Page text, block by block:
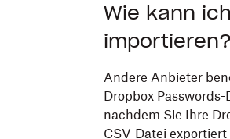
Wie kann
importieren?
Andere Anbieter
Dropbox
nachdem Sie Ihre
CSV-Datei exportiert